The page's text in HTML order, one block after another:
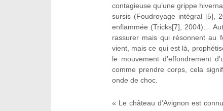
contagieuse qu’une grippe
sursis (Foudroyage intégral [5],
enflammée (Tricks[7], 2004)…
rassurer mais qui résonnent au
vient, mais ce qui est là,
le mouvement d’effondrement
comme prendre corps, cela
onde de choc.
« Le château d’Avignon est